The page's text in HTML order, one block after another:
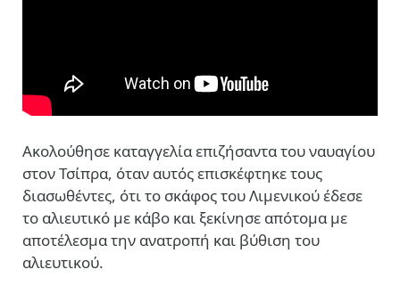
Ακολούθησε καταγγελία επιζήσαντα του ναυαγίου
στον Τσίπρα, όταν αυτός επισκέφτηκε τους
διασωθέντες, ότι το σκάφος του Λιμενικού έδεσε
το αλιευτικό με κάβο και ξεκίνησε απότομα με
αποτέλεσμα την ανατροπή και βύθιση του
αλιευτικού.